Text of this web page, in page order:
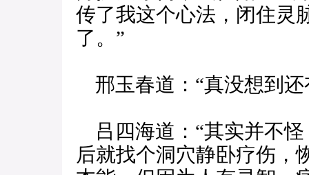
传了我这个心法，闭住灵
了。”
邢玉春道：“真没想到还
吕四海道：“其实并不
后就找个洞穴静卧疗伤，